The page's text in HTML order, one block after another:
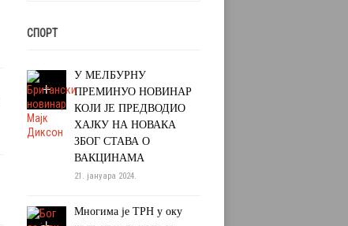
СПОРТ
У МЕЛБУРНУ
ПРЕМИНУО НОВИНАР
КОЈИ ЈЕ ПРЕДВОДИО
ХАЈКУ НА НОВАКА
ЗБОГ СТАВА О
ВАКЦИНАМА
21. јануара 2024.
Многима је ТРН у оку